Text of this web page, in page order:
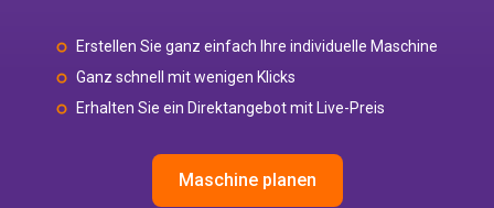
Erstellen Sie ganz einfach Ihre individuelle Maschine
Ganz schnell mit wenigen Klicks
Erhalten Sie ein Direktangebot mit Live-Preis
Maschine planen